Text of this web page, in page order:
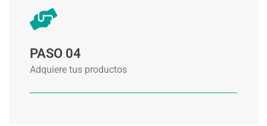
PASO 04
Adquiere tus productos